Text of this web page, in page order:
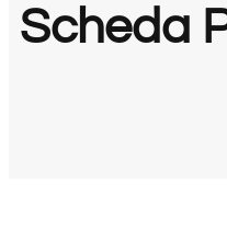
Scheda